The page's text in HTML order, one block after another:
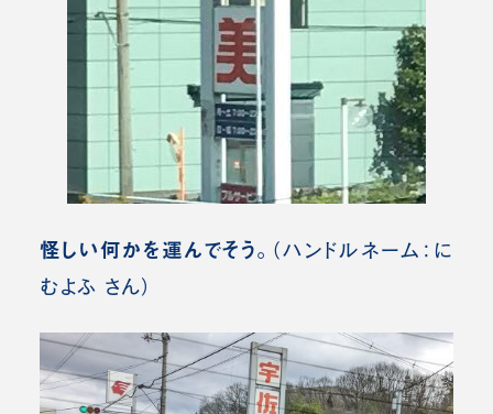
怪しい何かを運んでそう。 （ハンドルネーム：に
むよふ さん）